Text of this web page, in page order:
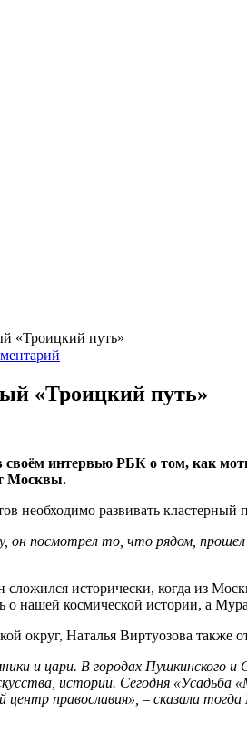
«Троицкий путь»
«Троицкий путь»
интервью РБК о том, как
Москвы.
необходимо развивать кластерный
посмотрел то, что рядом,
исторически, когда из
нашей космической истории, а
округ, Наталья Виртуозова также
и цари. В городах Пушкинского и
истории. Сегодня «Усадьба
православия», – сказала